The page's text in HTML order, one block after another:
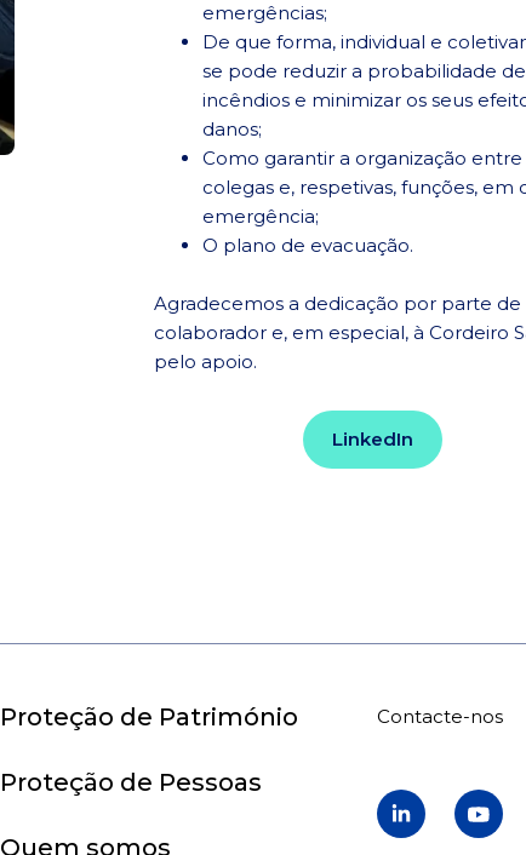
emergências;
De que forma, individual e
se pode reduzir a probabilidade de
incêndios e minimizar os seus
danos;
Como garantir a organização entre
colegas e, respetivas, funções, em
emergência;
O plano de evacuação.
Agradecemos a dedicação por parte de
colaborador e, em especial, à Cordeiro
pelo apoio.
LinkedIn
Proteção de Património
Proteção de Pessoas
Quem somos
Contacte-nos
Linkedin YouTube